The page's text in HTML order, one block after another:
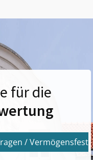
für die
/